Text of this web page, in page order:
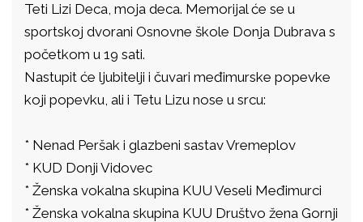
Teti Lizi Deca, moja deca. Memorijal će se u
sportskoj dvorani Osnovne škole Donja Dubrava s
početkom u 19 sati.
Nastupit će ljubitelji i čuvari međimurske popevke
koji popevku, ali i Tetu Lizu nose u srcu:
* Nenad Peršak i glazbeni sastav Vremeplov
* KUD Donji Vidovec
* Ženska vokalna skupina KUU Veseli Međimurci
* Ženska vokalna skupina KUU Društvo žena Gornji